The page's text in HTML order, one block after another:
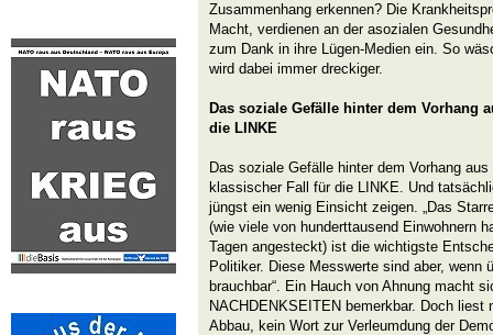
Zusammenhang erkennen? Die
Macht, verdienen an der asozialen
zum Dank in ihre Lügen-Medien ein. So
wird dabei immer dreckiger.
Das soziale Gefälle hinter dem Vorhang
die LINKE
Das soziale Gefälle hinter dem Vorhang
klassischer Fall für die LINKE. Und
jüngst ein wenig Einsicht zeigen. „Das
(wie viele von hunderttausend Einwohnern
Tagen angesteckt) ist die wichtigste
Politiker. Diese Messwerte sind aber, wenn
brauchbar“. Ein Hauch von Ahnung macht
NACHDENKSEITEN bemerkbar. Doch
Abbau, kein Wort zur Verleumdung der